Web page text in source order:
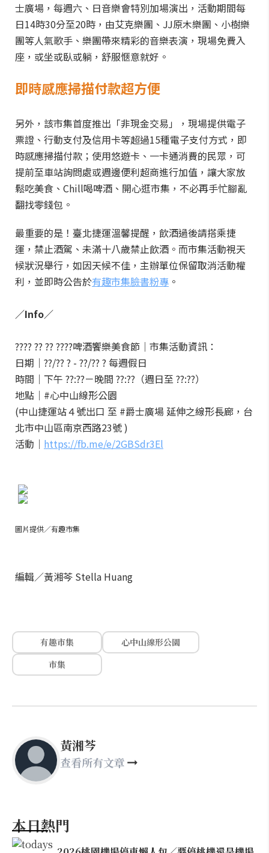
士廣場，每週六、日音樂會特別加場演出，活動期間每
日14時30分至20時，由艾克樂團、JJ原木樂團、小樹樂
團等人氣歌手、樂團帶來精彩的音樂表演，現場免費入
座，或坐或臥或躺，舒服愜意就好。
即時感應掃描付款超方便
另外，該市集首度推出「非現金交易」，現場提供電子
票證、行動支付及信用卡等超過15種電子支付方式，即
時感應掃描付款；使用悠遊卡、一卡通消費的民眾，可
提前至車站詢問處或週邊便利超商進行加值，讓大家放
鬆吃美食、Chill喝啤酒、開心逛市集，不必再手忙腳亂
翻找零錢包。
最重要的是！臺北捷運溫馨提醒，飲酒過後請搭乘捷
運，禁止酒駕、未滿十八歲禁止飲酒。而市集活動視天
候狀況舉行，如因天候不佳，主辦單位保留取消活動權
利，並即時公告於有趣市集臉書粉專 。
／Info／
???? ?? ?? ????啤酒饗樂美食節｜市集活動資訊：
日期｜??/?? ? - ??/?? ? 每週假日
時間｜下午 ??:??－晚間 ??:??（週日至 ??:??）
地點｜#心中山線形公園
(中山捷運站４號出口 至 #爵士廣場 延伸之線形長廊，台
北市中山區南京西路23號 )
活動｜ https://fb.me/e/2GBSdr3El
圖片提供／有趣市集
編輯／黃湘芩 Stella Huang
有趣市集
心中山線形公園
市集
黃湘芩
查看所有文章
本日熱門